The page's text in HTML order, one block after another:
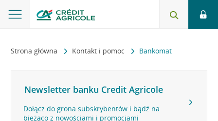
Strona główna Kontakt i pomoc Bankomat
Newsletter banku Credit Agricole
Dołącz do grona subskrybentów i bądź na
bieżąco z nowościami i promocjami